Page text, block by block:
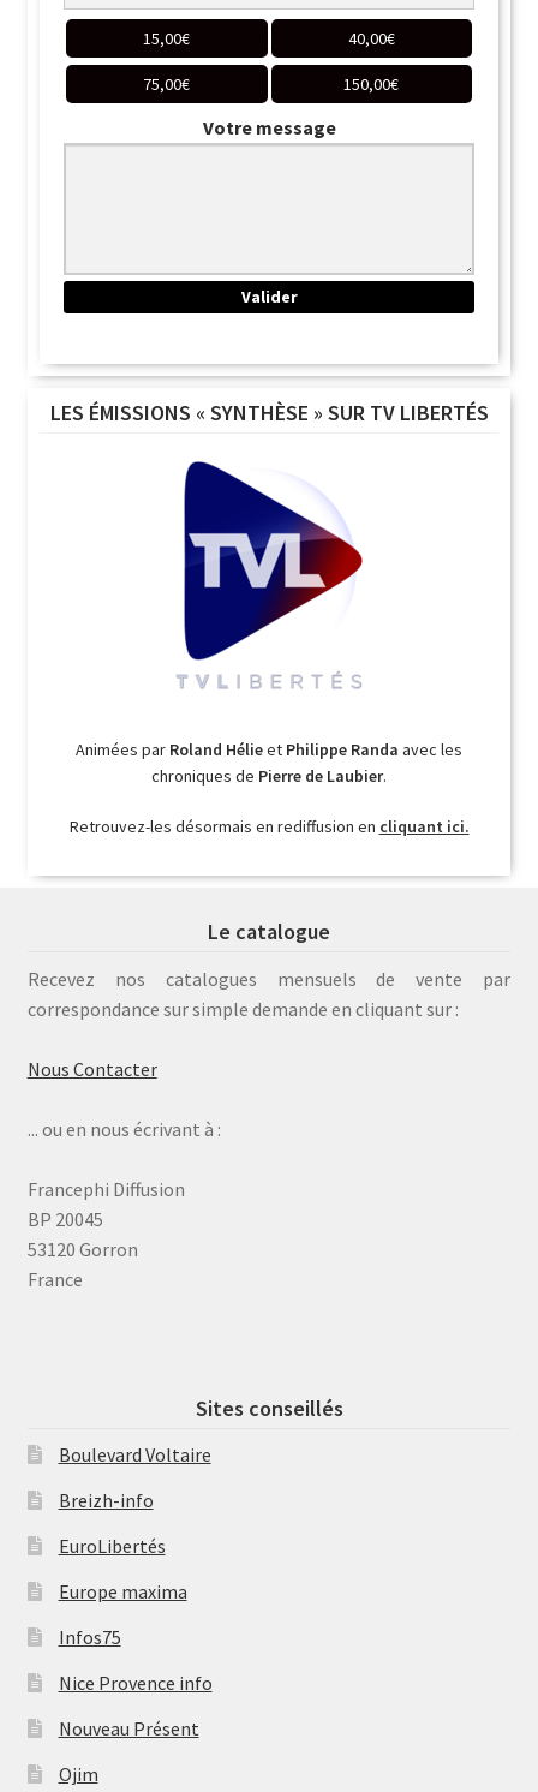
15,00€ 40,00€
75,00€ 150,00€
Votre message
LES ÉMISSIONS « SYNTHÈSE » SUR TV LIBERTÉS
Animées par Roland Hélieet Philippe Randa avec les
chroniques de Pierre de Laubier.
Retrouvez-les désormais en rediffusion en cliquant ici.
Le catalogue
Recevez nos catalogues mensuels de vente par
correspondance sur simple demande en cliquant sur :
Nous Contacter
... ou en nous écrivant à :
Francephi Diffusion
BP 20045
53120 Gorron
France
Sites conseillés
Boulevard Voltaire
Breizh-info
EuroLibertés
Europe maxima
Infos75
Nice Provence info
Nouveau Présent
Ojim